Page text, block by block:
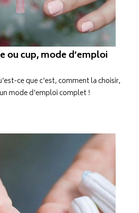
ou cup, mode d’emploi
ce que c'est, comment la choisir,
mode d'emploi complet !